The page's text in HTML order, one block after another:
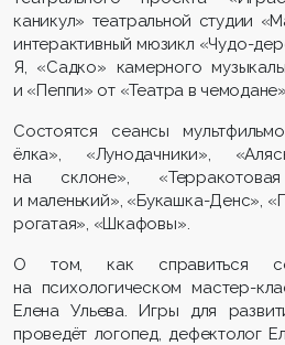
каникул» театральной студии
интерактивный мюзикл «Чудо-
Я, «Садко» камерного
и «Пеппи» от «Театра в
Состоятся сеансы
ёлка», «Лунодачники»,
на склоне»,
и маленький», «Букашка-Денс»,
рогатая», «Шкафовы».
О том, как справиться
на психологическом мастер-
Елена Ульева. Игры для
проведёт логопед, дефектолог